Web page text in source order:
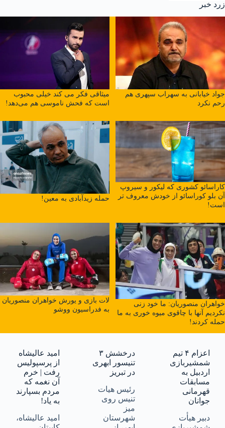
زرد خبر
جواد خیابانی به سهراب سپهری هم
رحم نکرد
میثاقی فکر می کند خیلی محبوب
است که فحش ناموسی هم می‌دهد!
کاراسائو کشوری که لیکور و سیروپ
آن بلو کوراسائو از خودش معروف تر
است!
حمله زیدآبادی به معین!
خواهران منصوریان: ما خود زنی
نکردیم آنها با چاقوی میوه خوری به ما
حمله کردند!
لات بازی و یورش خواهران منصوریان
به فدراسیون ووشو
اعزام ۴ تیم
شمشیربازی
اردبیل به
مسابقات
قهرمانی
جوانان
دبیر هیأت
درخشش ۳
تنیسور ابهری
در تبریز
رئیس هیات
تنیس روی
میز
شهرستان
امید عالیشاه
از پرسپولیس
رفت | خرم
آن نغمه که
مردم بسپارند
به یاد!
امید عالیشاه،